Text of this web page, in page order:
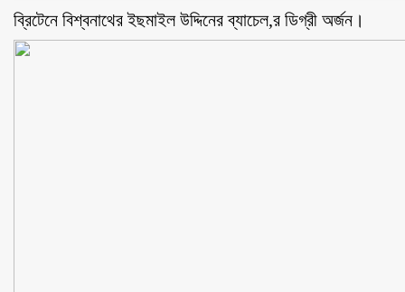
ব্রিটেনে বিশ্বনাথের ইছমাইল উদ্দিনের ব্যাচেল,র ডিগ্রী অর্জন।